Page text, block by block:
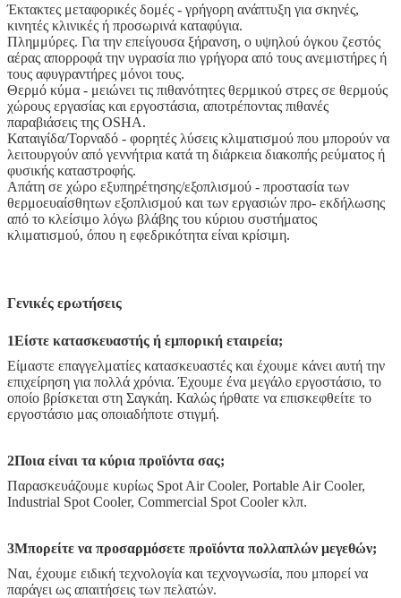
Έκτακτες μεταφορικές δομές - γρήγορη ανάπτυξη για σκηνές,
κινητές κλινικές ή προσωρινά καταφύγια.
Πλημμύρες. Για την επείγουσα ξήρανση, ο υψηλού όγκου ζεστός
αέρας απορροφά την υγρασία πιο γρήγορα από τους ανεμιστήρες ή
τους αφυγραντήρες μόνοι τους.
Θερμό κύμα - μειώνει τις πιθανότητες θερμικού στρες σε θερμούς
χώρους εργασίας και εργοστάσια, αποτρέποντας πιθανές
παραβιάσεις της OSHA.
Καταιγίδα/Τορναδό - φορητές λύσεις κλιματισμού που μπορούν να
λειτουργούν από γεννήτρια κατά τη διάρκεια διακοπής ρεύματος ή
φυσικής καταστροφής.
Απάτη σε χώρο εξυπηρέτησης/εξοπλισμού - προστασία των
θερμοευαίσθητων εξοπλισμού και των εργασιών προ- εκδήλωσης
από το κλείσιμο λόγω βλάβης του κύριου συστήματος
κλιματισμού, όπου η εφεδρικότητα είναι κρίσιμη.
Γενικές ερωτήσεις
1Είστε κατασκευαστής ή εμπορική εταιρεία;
Είμαστε επαγγελματίες κατασκευαστές και έχουμε κάνει αυτή την
επιχείρηση για πολλά χρόνια. Έχουμε ένα μεγάλο εργοστάσιο, το
οποίο βρίσκεται στη Σαγκάη. Καλώς ήρθατε να επισκεφθείτε το
εργοστάσιο μας οποιαδήποτε στιγμή.
2Ποια είναι τα κύρια προϊόντα σας;
Παρασκευάζουμε κυρίως Spot Air Cooler, Portable Air Cooler,
Industrial Spot Cooler, Commercial Spot Cooler κλπ.
3Μπορείτε να προσαρμόσετε προϊόντα πολλαπλών μεγεθών;
Ναι, έχουμε ειδική τεχνολογία και τεχνογνωσία, που μπορεί να
παράγει ως απαιτήσεις των πελατών.